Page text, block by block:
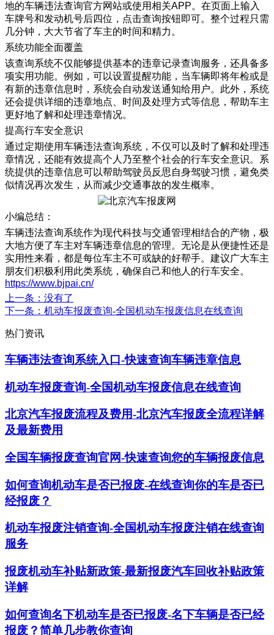
地的车辆违法查询官方网站或使用相关APP。在页面上输入
车牌号和发动机号后四位，点击查询按钮即可。整个过程只需
几分钟，大大节省了车主的时间和精力。
系统功能全面覆盖
该查询系统不仅能够提供基本的违章记录查询服务，还具备多
项实用功能。例如，可以设置提醒功能，当车辆即将年检或是
有新的违章信息时，系统会自动发送通知给用户。此外，系统
还会提供详细的违章地点、时间及处理方式等信息，帮助车主
更好地了解和处理违章情况。
提高行车安全意识
通过定期使用车辆违法查询系统，不仅可以及时了解和处理违
章情况，还能有效提高个人乃至整个社会的行车安全意识。系
统提供的违章信息可以帮助驾驶员反思自身驾驶习惯，避免类
似情况再次发生，从而减少交通事故的发生概率。
小编总结：
车辆违法查询系统作为现代科技与交通管理相结合的产物，极
大地方便了车主对车辆违章信息的管理。无论是从便捷性还是
实用性来看，都是每位车主不可或缺的好帮手。建议广大车主
朋友们积极利用此类系统，确保自己和他人的行车安全。
https://www.bjpai.cn/
上一条 ：没有了
下一条 ：机动车报废查询-全国机动车报废信息在线查询
热门资讯
车辆违法查询系统入口-快速查询车辆违章信息
机动车报废查询-全国机动车报废信息在线查询
北京汽车报废流程及费用-北京汽车报废全流程详解
及最新费用
全国车辆报废查询官网-快速查询您的车辆报废信息
如何查询机动车是否已报废-在线查询你的车是否已
经报废？
机动车报废注销查询-全国机动车报废注销在线查询
服务
报废机动车补贴新政策-最新报废汽车回收补贴政策
详解
如何查询名下机动车是否已报废-名下车辆是否已经
报废？简单几步教你查询